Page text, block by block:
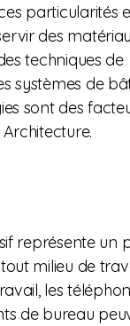
particularités
des
techniques de
systèmes de
sont des
représente un
milieu de
les
de bureau